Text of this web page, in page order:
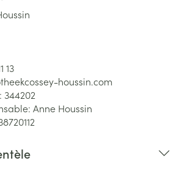
13
houssin.com
344202
Anne Houssin